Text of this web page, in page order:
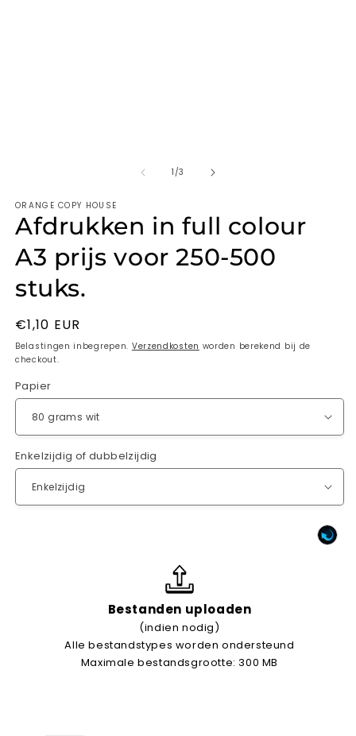
1/van
3
ORANGE COPY HOUSE
Afdrukken in full colour
A3 prijs voor 250-500
stuks.
Normale
prijs
€1,10 EUR
Belastingen inbegrepen. Verzendkosten worden berekend bij de
checkout.
Papier
Enkelzijdig of dubbelzijdig
Bestanden uploaden
(indien nodig)
Alle bestandstypes worden ondersteund
Maximale bestandsgrootte: 300 MB